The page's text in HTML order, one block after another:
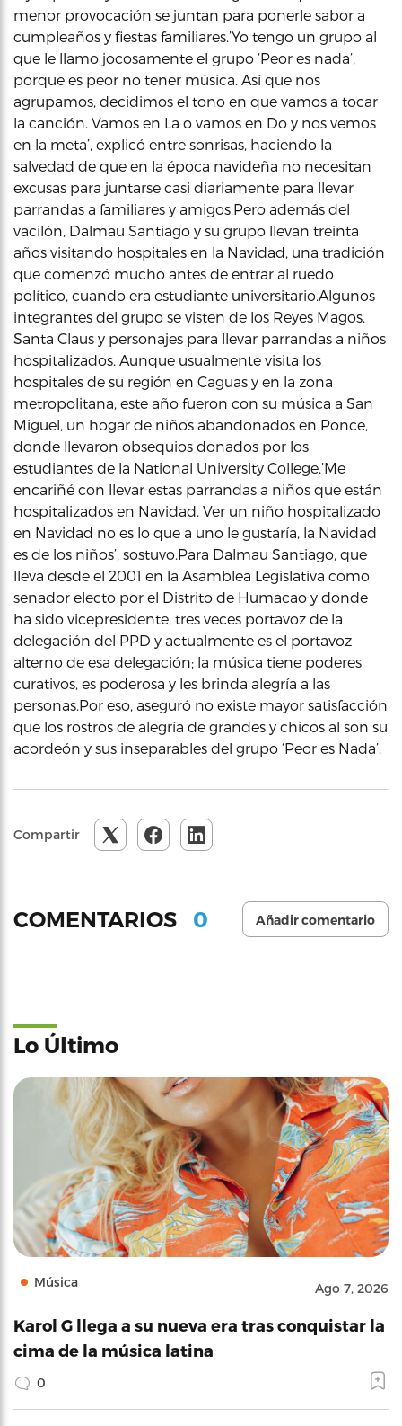
menor provocación se juntan para ponerle sabor a
cumpleaños y fiestas familiares.’Yo tengo un grupo al
que le llamo jocosamente el grupo ‘Peor es nada’,
porque es peor no tener música. Así que nos
agrupamos, decidimos el tono en que vamos a tocar
la canción. Vamos en La o vamos en Do y nos vemos
en la meta’, explicó entre sonrisas, haciendo la
salvedad de que en la época navideña no necesitan
excusas para juntarse casi diariamente para llevar
parrandas a familiares y amigos.Pero además del
vacilón, Dalmau Santiago y su grupo llevan treinta
años visitando hospitales en la Navidad, una tradición
que comenzó mucho antes de entrar al ruedo
político, cuando era estudiante universitario.Algunos
integrantes del grupo se visten de los Reyes Magos,
Santa Claus y personajes para llevar parrandas a niños
hospitalizados. Aunque usualmente visita los
hospitales de su región en Caguas y en la zona
metropolitana, este año fueron con su música a San
Miguel, un hogar de niños abandonados en Ponce,
donde llevaron obsequios donados por los
estudiantes de la National University College.’Me
encariñé con llevar estas parrandas a niños que están
hospitalizados en Navidad. Ver un niño hospitalizado
en Navidad no es lo que a uno le gustaría, la Navidad
es de los niños’, sostuvo.Para Dalmau Santiago, que
lleva desde el 2001 en la Asamblea Legislativa como
senador electo por el Distrito de Humacao y donde
ha sido vicepresidente, tres veces portavoz de la
delegación del PPD y actualmente es el portavoz
alterno de esa delegación; la música tiene poderes
curativos, es poderosa y les brinda alegría a las
personas.Por eso, aseguró no existe mayor satisfacción
que los rostros de alegría de grandes y chicos al son su
acordeón y sus inseparables del grupo ‘Peor es Nada’.
Compartir
COMENTARIOS 0 Añadir comentario
Lo Último
Música Ago 7, 2026
Karol G llega a su nueva era tras conquistar la
cima de la música latina
0